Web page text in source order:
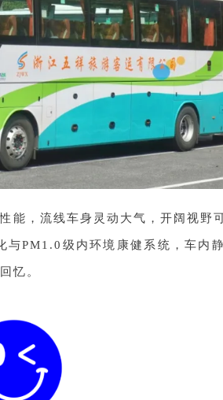
能，流线车身灵动大气，开阔视野
PM1.0级内环境康健系统，车内
忆。